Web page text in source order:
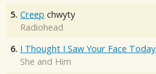
5. Creep chwyty
Radiohead
6. I Thought I Saw Your Face Today
She and Him